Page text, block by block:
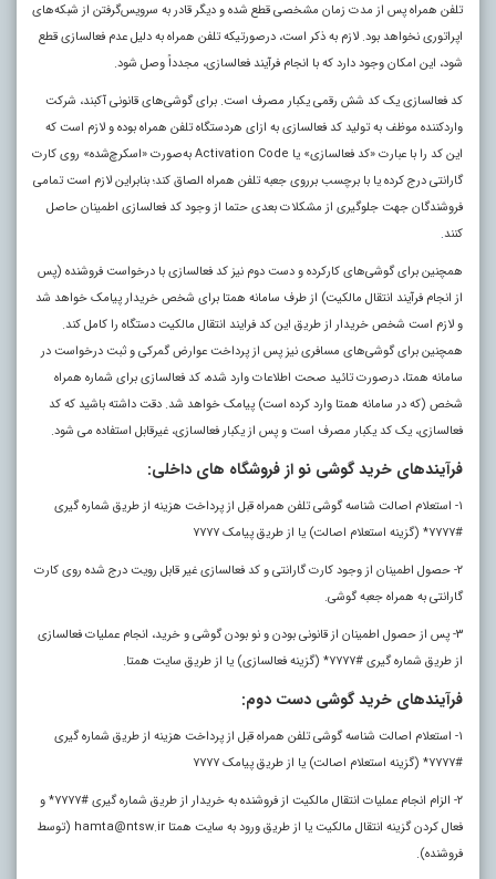
تلفن همراه پس از مدت زمان مشخصی قطع شده و دیگر قادر به سرویس‌گرفتن از شبکه‌های
اپراتوری نخواهد بود. لازم به ذکر است، درصورتیکه تلفن همراه به دلیل عدم فعالسازی قطع
شود، این امکان وجود دارد که با انجام فرآیند فعالسازی، مجدداً وصل شود.
کد فعالسازی یک کد شش رقمی یکبار مصرف است. برای گوشی‌های قانونی آکبند، شرکت
واردکننده موظف به تولید کد فعالسازی به ازای هردستگاه تلفن همراه بوده و لازم است که
این کد را با عبارت «کد فعالسازی» یا Activation Code به‌صورت «اسکرچ‌شده» روی کارت
گارانتی درج کرده یا با برچسب برروی جعبه تلفن همراه الصاق کند؛ بنابراین لازم است تمامی
فروشندگان جهت جلوگیری از مشکلات بعدی حتما از وجود کد فعالسازی اطمینان حاصل
کنند.
همچنین برای گوشی‌های کارکرده و دست دوم نیز کد فعالسازی با درخواست فروشنده (پس
از انجام فرآیند انتقال مالکیت) از طرف سامانه همتا برای شخص خریدار پیامک خواهد شد
و لازم است شخص خریدار از طریق این کد فرایند انتقال مالکیت دستگاه را کامل کند.
همچنین برای گوشی‌های مسافری نیز پس از پرداخت عوارض گمرکی و ثبت درخواست در
سامانه همتا، درصورت تائید صحت اطلاعات وارد شده، کد فعالسازی برای شماره همراه
شخص (که در سامانه همتا وارد کرده است) پیامک خواهد شد. دقت داشته باشید که کد
فعالسازی، یک کد یکبار مصرف است و پس از یکبار فعالسازی، غیرقابل استفاده می شود.
فرآیندهای خرید گوشی نو از فروشگاه های داخلی:
۱- استعلام اصالت شناسه گوشی تلفن همراه قبل از پرداخت هزینه از طریق شماره گیری
#۷۷۷۷* (گزینه استعلام اصالت) یا از طریق پیامک ۷۷۷۷
۲- حصول اطمینان از وجود کارت گارانتی و کد فعالسازی غیر قابل رویت درج شده روی کارت
گارانتی به همراه جعبه گوشی.
۳- پس از حصول اطمینان از قانونی بودن و نو بودن گوشی و خرید، انجام عملیات فعالسازی
از طریق شماره گیری #۷۷۷۷* (گزینه فعالسازی) یا از طریق سایت همتا.
فرآیندهای خرید گوشی دست دوم:
۱- استعلام اصالت شناسه گوشی تلفن همراه قبل از پرداخت هزینه از طریق شماره گیری
#۷۷۷۷* (گزینه استعلام اصالت) یا از طریق پیامک ۷۷۷۷
۲- الزام انجام عملیات انتقال مالکیت از فروشنده به خریدار از طریق شماره گیری #۷۷۷۷* و
فعال کردن گزینه انتقال مالکیت یا از طریق ورود به سایت همتا hamta@ntsw.ir (توسط
فروشنده).